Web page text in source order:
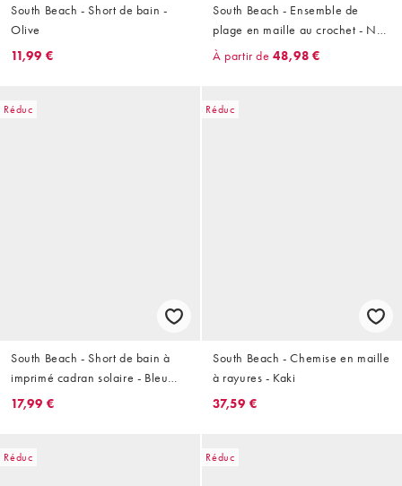
South Beach - Short de bain -
Olive
11,99 €
South Beach - Ensemble de
plage en maille au crochet - Noir
à rayures
À partir de 48,98 €
Réduc
South Beach - Short de bain à
imprimé cadran solaire - Bleu
marine
17,99 €
Réduc
South Beach - Chemise en maille
à rayures - Kaki
37,59 €
Réduc Réduc